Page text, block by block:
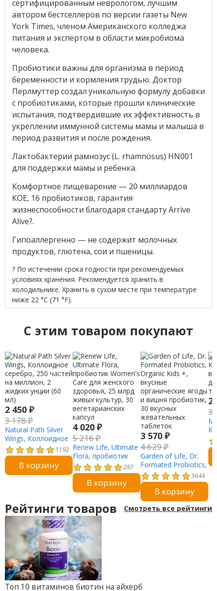
сертифицированным неврологом, лучшим
автором бестселлеров по версии газеты New
York Times, членом Американского колледжа
питания и экспертом в области микробиома
человека.
Пробиотики важны для организма в период
беременности и кормления грудью. Доктор
Перлмуттер создал уникальную формулу добавки
с пробиотиками, которые прошли клинические
испытания, подтвердившие их эффективность в
укреплении иммунной системы мамы и малыша в
период развития и после рождения.
Лактобактерии рамнозус (L. rhamnosus) HN001
для поддержки мамы и ребенка.
Комфортное пищеварение — 20 миллиардов
КОЕ, 16 пробиотиков, гарантия
жизнеспособности благодаря стандарту Arrive
Alive?.
Гипоаллергенно — не содержит молочных
продуктов, глютена, сои и пшеницы.
? По истечении срока годности при рекомендуемых
условиях хранения. Рекомендуется хранить в
холодильнике. Хранить в сухом месте при температуре
ниже 22 °C (71 °F).
C этим товаром покупают
2 450 ₽
3 178₽
Natural Path Silver
Wings, Коллоидное
серебро, 250 частей
на миллион, 2
жидких унции (60
мл)
1192
В корзину
4 020 ₽
5 216₽
Renew Life, Ultimate
Flora, пробиотик
Women's Care для
женского здоровья,
25 млрд живых
культур, 30
капсул
287
В корзину
3 570 ₽
4 629₽
Garden of Life, Dr.
Formated Probiotics,
Organic Kids +,
вкусные
органические ягоды
и вишня пробиотик,
30 вкусных
3644
В корзину
2
3
Рейтинги товаров Смотреть все рейтинги
Топ 10 витаминов биотин на айхерб